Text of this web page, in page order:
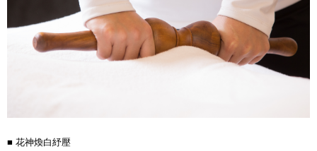
■ 花神煥白紓壓